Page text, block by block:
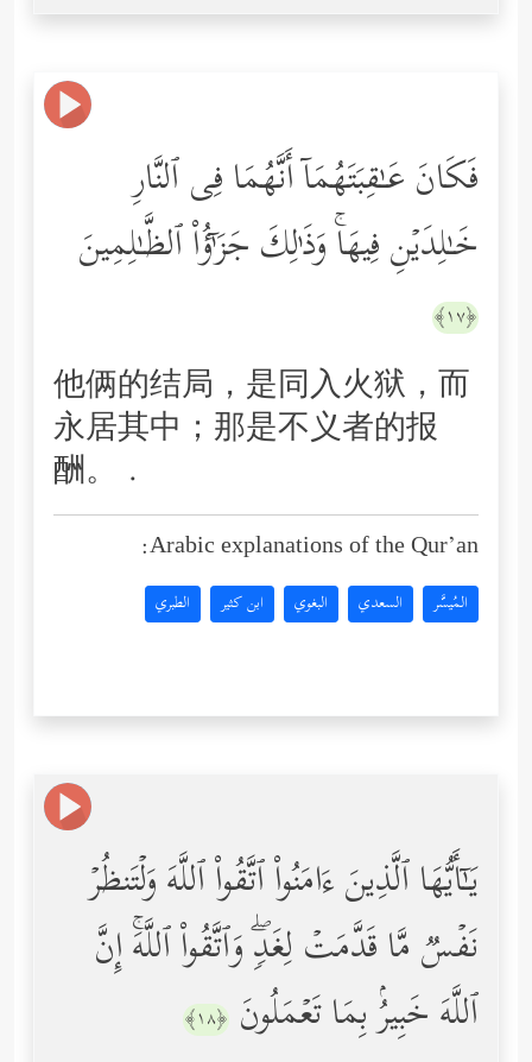
فَكَانَ عَـٰقِبَتَهُمَاۤ أَنَّهُمَا فِی ٱلنَّارِ
خَـٰلِدَیۡنِ فِیهَاۚ وَذَ ٰ⁠لِكَ جَزَ ٰ⁠ۤؤُاْ ٱلظَّـٰلِمِینَ
﴿١٧﴾
他俩的结局，是同入火狱，而
永居其中；那是不义者的报
酬。 .
Arabic explanations of the Qur’an:
المُيسَّر السعدي البغوي ابن كثير الطبري
یَـٰۤأَیُّهَا ٱلَّذِینَ ءَامَنُواْ ٱتَّقُواْ ٱللَّهَ وَلۡتَنظُرۡ
نَفۡسࣱ مَّا قَدَّمَتۡ لِغَدࣲۖ وَٱتَّقُواْ ٱللَّهَۚ إِنَّ
ٱللَّهَ خَبِیرُۢ بِمَا تَعۡمَلُونَ ﴿١٨﴾